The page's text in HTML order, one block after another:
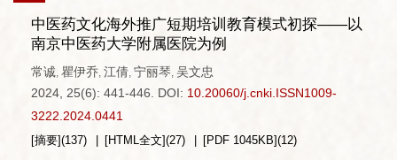
中医药文化海外推广短期培训教育模式初探——以
南京中医药大学附属医院为例
常诚, 瞿伊乔, 江倩, 宁丽琴, 吴文忠
2024, 25(6): 441-446.
DOI: 10.20060/j.cnki.ISSN1009-
3222.2024.0441
[摘要](137) [HTML全文](27) [PDF 1045KB](12)